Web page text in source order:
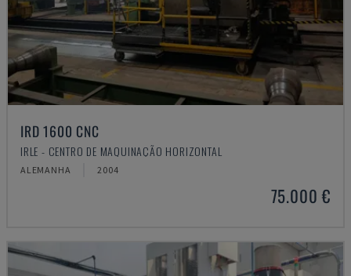
IRD 1600 CNC
IRLE - CENTRO DE MAQUINAÇÃO HORIZONTAL
ALEMANHA 2004
75.000 €